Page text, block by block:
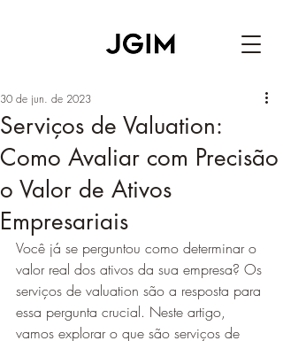
Serviços de Valuation:
Como Avaliar com Precisão
o Valor de Ativos
Empresariais
30 de jun. de 2023
Você já se perguntou como determinar o
valor real dos ativos da sua empresa? Os
serviços de valuation são a resposta para
essa pergunta crucial. Neste artigo,
vamos explorar o que são serviços de